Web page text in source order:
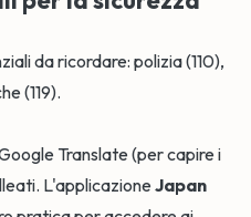
da ricordare: polizia (110),
(119).
Translate (per capire i
L'applicazioneJapan